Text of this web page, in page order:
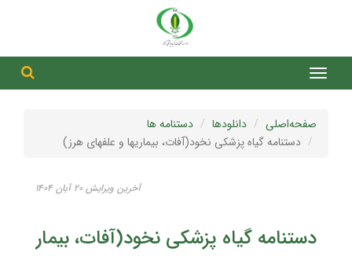
صفحه‌اصلی دانلودها
دستنامه ها
دستنامه گیاه پزشکی نخود(آفات، بیماریها و علفهای هرز)
آخرین ویرایش ۲۰ آبان ۱۴۰۴
دستنامه گیاه پزشکی نخود(آفات،